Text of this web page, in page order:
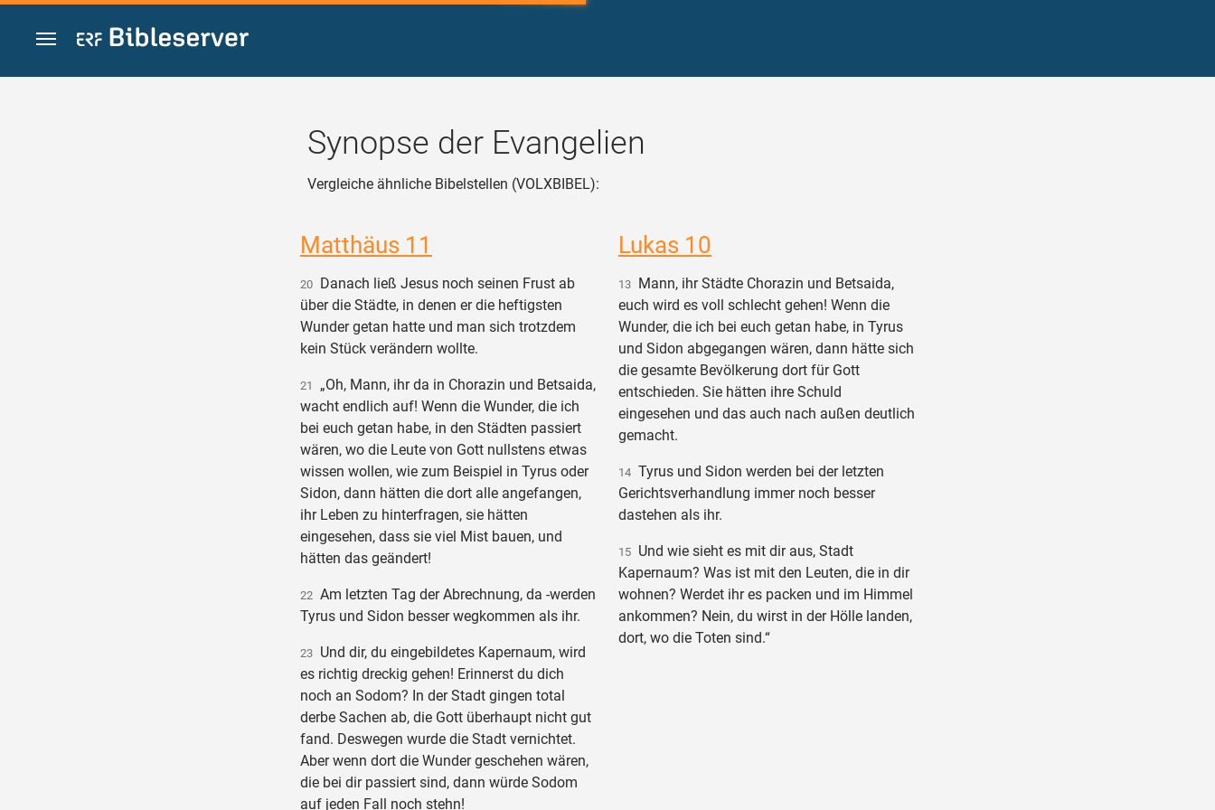
Zum Inhalt springen
Synopse der Evangelien
Vergleiche ähnliche Bibelstellen (VOLXBIBEL):
Matthäus 11
20 Danach ließ Jesus noch seinen Frust ab
über die Städte, in denen er die heftigsten
Wunder getan hatte und man sich trotzdem
kein Stück verändern wollte.
21
„Oh, Mann, ihr da in Chorazin und Betsaida,
wacht endlich auf! Wenn die Wunder, die ich
bei euch getan habe, in den Städten passiert
wären, wo die Leute von Gott nullstens etwas
wissen wollen, wie zum Beispiel in Tyrus oder
Sidon, dann hätten die dort alle angefangen,
ihr Leben zu hinterfragen, sie hätten
eingesehen, dass sie viel Mist bauen, und
hätten das geändert!
22 Am letzten Tag der Abrechnung, da -werden
Tyrus und Sidon besser wegkommen als ihr.
23 Und dir, du eingebildetes Kapernaum, wird
es richtig dreckig gehen! Erinnerst du dich
noch an Sodom? In der Stadt gingen total
derbe Sachen ab, die Gott überhaupt nicht gut
fand. Deswegen wurde die Stadt vernichtet.
Aber wenn dort die Wunder geschehen wären,
die bei dir passiert sind, dann würde Sodom
auf jeden Fall noch stehn!
Lukas 10
13 Mann, ihr Städte Chorazin und Betsaida,
euch wird es voll schlecht gehen! Wenn die
Wunder, die ich bei euch getan habe, in Tyrus
und Sidon abgegangen wären, dann hätte sich
die gesamte Bevölkerung dort für Gott
entschieden. Sie hätten ihre Schuld
eingesehen und das auch nach außen deutlich
gemacht.
14 Tyrus und Sidon werden bei der letzten
Gerichtsverhandlung immer noch besser
dastehen als ihr.
15 Und wie sieht es mit dir aus, Stadt
Kapernaum? Was ist mit den Leuten, die in dir
wohnen? Werdet ihr es packen und im Himmel
ankommen? Nein, du wirst in der Hölle landen,
dort, wo die Toten sind.“